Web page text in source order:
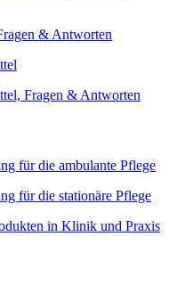
& Antworten
Fragen & Antworten
für die ambulante Pflege
für die stationäre Pflege
in Klinik und Praxis